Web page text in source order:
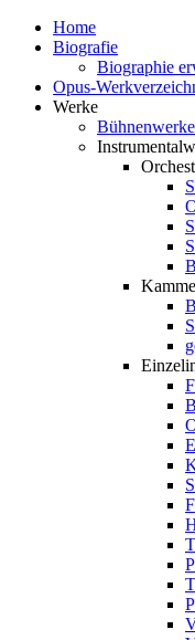
Home
Biografie
Biographie
Opus-
Werke
Bühnenwerke